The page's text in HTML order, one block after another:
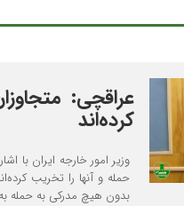
کرده‌اند
حمله و آنها را تخریب
بدون هیچ مدرکی به حمله